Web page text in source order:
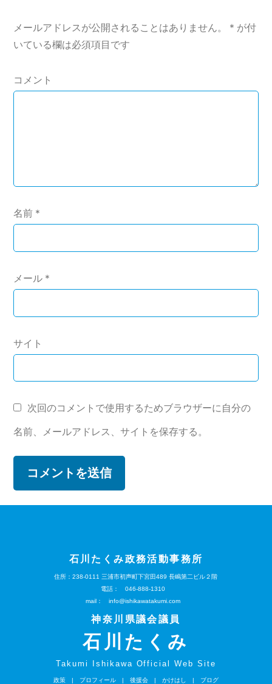
ー
シ
ョ
ン
メールアドレスが公開されることはありません。 * が付
いている欄は必須項目です
コメント
名前 *
メール *
サイト
次回のコメントで使用するためブラウザーに自分の
名前、メールアドレス、サイトを保存する。
石川たくみ政務活動事務所
住所：238-0111 三浦市初声町下宮田489 長嶋第二ビル２階
電話：
046-888-1310
mail：
info@ishikawatakumi.com
神奈川県議会議員
石川たくみ
Takumi Ishikawa Official Web Site
政策 | プロフィール | 後援会 | かけはし | ブログ